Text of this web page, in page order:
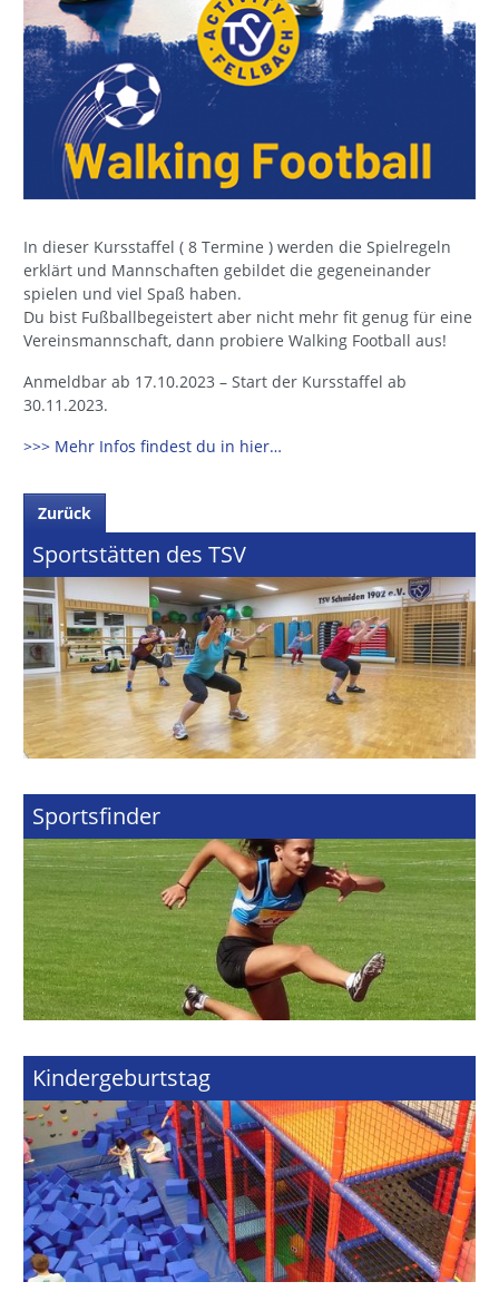
In dieser Kursstaffel ( 8 Termine ) werden die Spielregeln
erklärt und Mannschaften gebildet die gegeneinander
spielen und viel Spaß haben.
Du bist Fußballbegeistert aber nicht mehr fit genug für eine
Vereinsmannschaft, dann probiere Walking Football aus!
Anmeldbar ab 17.10.2023 – Start der Kursstaffel ab
30.11.2023.
>>> Mehr Infos findest du in hier…
Zurück
Sportstätten des TSV
Sportsfinder
Kindergeburtstag